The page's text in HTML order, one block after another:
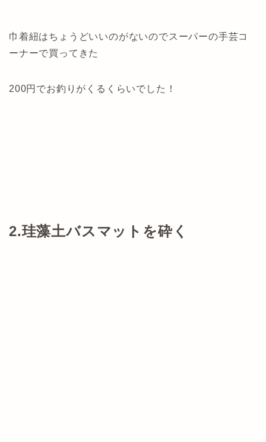
巾着紐はちょうどいいのがないのでスーパーの手芸コ
ーナーで買ってきた
200円でお釣りがくるくらいでした！
2.珪藻土バスマットを砕く